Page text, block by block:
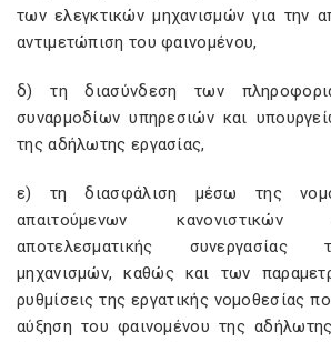
των ελεγκτικών μηχανισμών για την
αντιμετώπιση του φαινομένου,
δ) τη διασύνδεση των
συναρμοδίων υπηρεσιών και
της αδήλωτης εργασίας,
ε) τη διασφάλιση μέσω της
απαιτούμενων
αποτελεσματικής συνεργασίας
μηχανισμών, καθώς και των
ρυθμίσεις της εργατικής νομοθεσίας
αύξηση του φαινομένου της